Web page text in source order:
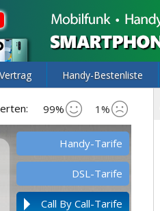
Handy-Bestenliste
99% 1%
Handy-Tarife
DSL-Tarife
Call By Call-Tarife